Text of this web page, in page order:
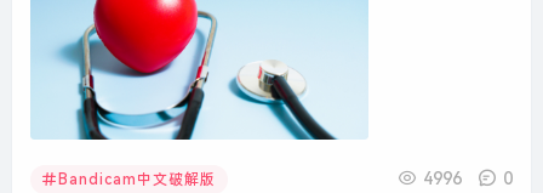
Bandicam中文破解版 4996 0